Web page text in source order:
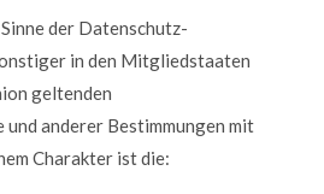
der Datenschutz-
in den Mitgliedstaaten
geltenden
anderer Bestimmungen mit
Charakter ist die: